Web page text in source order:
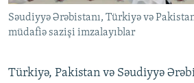
Səudiyyə Ərəbistanı, Türkiyə və
müdafiə sazişi imzalayıblar
Türkiyə, Pakistan və Səudiyyə